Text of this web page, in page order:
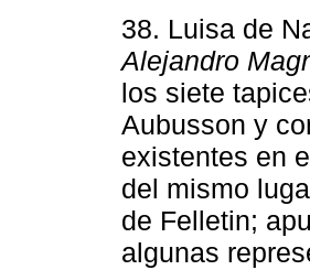
38. Luisa de
Alejandro
los siete
Aubusson y
existentes en
del mismo
de Felletin;
algunas